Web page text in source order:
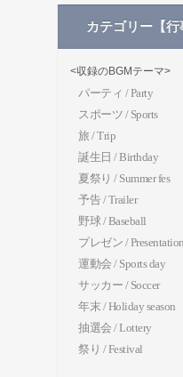
カテゴリー【行
<収録のBGMテーマ>
パーティ / Party
スポーツ / Sports
旅 / Trip
誕生日 / Birthday
夏祭り / Summer fes
予告 / Trailer
野球 / Baseball
プレゼン / Presentation
運動会 / Sports day
サッカー / Soccer
年末 / Holiday season
抽選会 / Lottery
祭り / Festival